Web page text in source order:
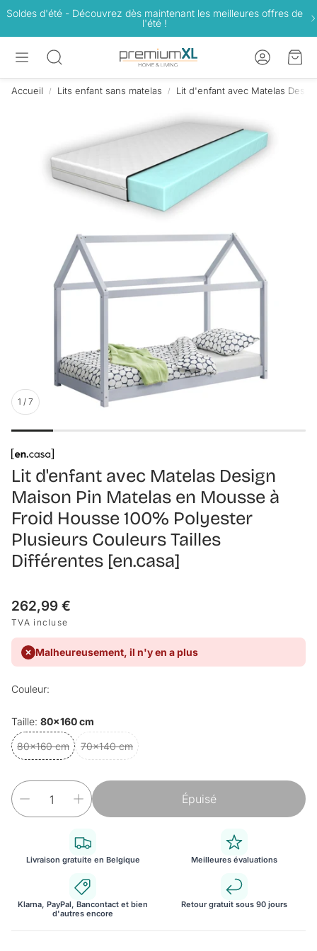
Soldes d'été - Découvrez dès maintenant les meilleures offres de
l'été !
Rechercher
Compte
Accueil Lits enfant sans matelas Lit d'enfant avec Matelas
1 / 7
Lit d'enfant avec Matelas Design
Maison Pin Matelas en Mousse à
Froid Housse 100% Polyester
Plusieurs Couleurs Tailles
Différentes [en.casa]
Prix
habituel
262,99 €
TVA incluse
Malheureusement, il n'y en a plus
Couleur:
Taille: 80x160 cm
80x160 cm 70x140 cm
Épuisé
Livraison gratuite en Belgique Meilleures évaluations
Klarna, PayPal, Bancontact et bien
d'autres encore
Retour gratuit sous 90 jours